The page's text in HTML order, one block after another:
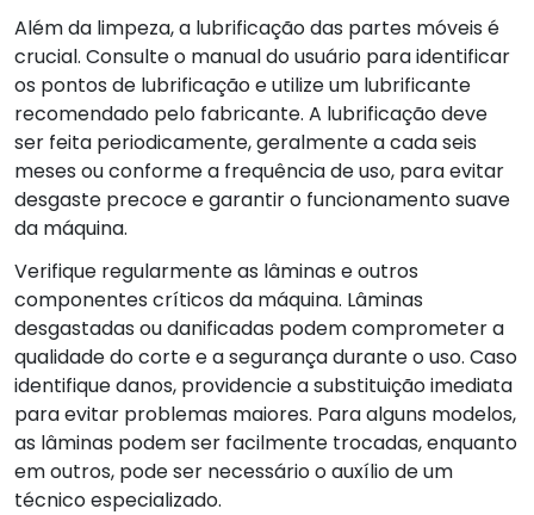
Além da limpeza, a lubrificação das partes móveis é
crucial. Consulte o manual do usuário para identificar
os pontos de lubrificação e utilize um lubrificante
recomendado pelo fabricante. A lubrificação deve
ser feita periodicamente, geralmente a cada seis
meses ou conforme a frequência de uso, para evitar
desgaste precoce e garantir o funcionamento suave
da máquina.
Verifique regularmente as lâminas e outros
componentes críticos da máquina. Lâminas
desgastadas ou danificadas podem comprometer a
qualidade do corte e a segurança durante o uso. Caso
identifique danos, providencie a substituição imediata
para evitar problemas maiores. Para alguns modelos,
as lâminas podem ser facilmente trocadas, enquanto
em outros, pode ser necessário o auxílio de um
técnico especializado.